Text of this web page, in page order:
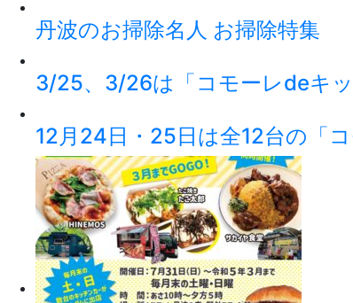
丹波のお掃除名人 お掃除特集
3/25、3/26は「コモーレdeキッ
12月24日・25日は全12台の「